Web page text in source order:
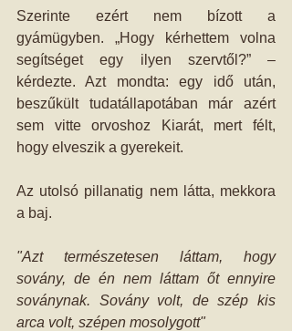
Szerinte ezért nem bízott a
gyámügyben. „Hogy kérhettem volna
segítséget egy ilyen szervtől?” –
kérdezte. Azt mondta: egy idő után,
beszűkült tudatállapotában már azért
sem vitte orvoshoz Kiarát, mert félt,
hogy elveszik a gyerekeit.
Az utolsó pillanatig nem látta, mekkora
a baj.
"Azt természetesen láttam, hogy
sovány, de én nem láttam őt ennyire
soványnak. Sovány volt, de szép kis
arca volt, szépen mosolygott"